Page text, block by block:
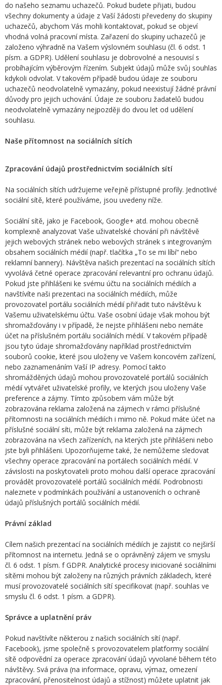
do našeho seznamu uchazečů. Pokud budete přijati, budou
všechny dokumenty a údaje z Vaší žádosti převedeny do skupiny
uchazečů, abychom Vás mohli kontaktovat, pokud se objeví
vhodná volná pracovní místa. Zařazení do skupiny uchazečů je
založeno výhradně na Vašem výslovném souhlasu (čl. 6 odst. 1
písm. a GDPR). Udělení souhlasu je dobrovolné a nesouvisí s
probíhajícím výběrovým řízením. Subjekt údajů může svůj souhlas
kdykoli odvolat. V takovém případě budou údaje ze souboru
uchazečů neodvolatelně vymazány, pokud neexistují žádné právní
důvody pro jejich uchování. Údaje ze souboru žadatelů budou
neodvolatelně vymazány nejpozději do dvou let od udělení
souhlasu.
Naše přítomnost na sociálních sítích
Zpracování údajů prostřednictvím sociálních sítí
Na sociálních sítích udržujeme veřejně přístupné profily. Jednotlivé
sociální sítě, které používáme, jsou uvedeny níže.
Sociální sítě, jako je Facebook, Google+ atd. mohou obecně
komplexně analyzovat Vaše uživatelské chování při návštěvě
jejich webových stránek nebo webových stránek s integrovaným
obsahem sociálních médií (např. tlačítka „To se mi líbí“ nebo
reklamní bannery). Návštěva našich prezentací na sociálních sítích
vyvolává četné operace zpracování relevantní pro ochranu údajů.
Pokud jste přihlášeni ke svému účtu na sociálních médiích a
navštívíte naši prezentaci na sociálních médiích, může
provozovatel portálu sociálních médií přiřadit tuto návštěvu k
Vašemu uživatelskému účtu. Vaše osobní údaje však mohou být
shromažďovány i v případě, že nejste přihlášeni nebo nemáte
účet na příslušném portálu sociálních médií. V takovém případě
jsou tyto údaje shromažďovány například prostřednictvím
souborů cookie, které jsou uloženy ve Vašem koncovém zařízení,
nebo zaznamenáním Vaší IP adresy. Pomocí takto
shromážděných údajů mohou provozovatelé portálů sociálních
médií vytvářet uživatelské profily, ve kterých jsou uloženy Vaše
preference a zájmy. Tímto způsobem vám může být
zobrazována reklama založená na zájmech v rámci příslušné
přítomnosti na sociálních médiích i mimo ně. Pokud máte účet na
příslušné sociální síti, může být reklama založená na zájmech
zobrazována na všech zařízeních, na kterých jste přihlášeni nebo
jste byli přihlášeni. Upozorňujeme také, že nemůžeme sledovat
všechny operace zpracování na portálech sociálních médií. V
závislosti na poskytovateli proto mohou další operace zpracování
provádět provozovatelé portálů sociálních médií. Podrobnosti
naleznete v podmínkách používání a ustanoveních o ochraně
údajů příslušných portálů sociálních médií.
Právní základ
Cílem našich prezentací na sociálních médiích je zajistit co nejširší
přítomnost na internetu. Jedná se o oprávněný zájem ve smyslu
čl. 6 odst. 1 písm. f GDPR. Analytické procesy iniciované sociálními
sítěmi mohou být založeny na různých právních základech, které
musí provozovatelé sociálních sítí specifikovat (např. souhlas ve
smyslu čl. 6 odst. 1 písm. a GDPR).
Správce a uplatnění práv
Pokud navštívíte některou z našich sociálních sítí (např.
Facebook), jsme společně s provozovatelem platformy sociální
sítě odpovědní za operace zpracování údajů vyvolané během této
návštěvy. Svá práva (na informace, opravu, výmaz, omezení
zpracování, přenositelnost údajů a stížnost) můžete uplatnit jak